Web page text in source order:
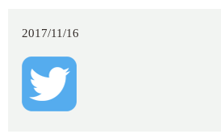
2017/11/16